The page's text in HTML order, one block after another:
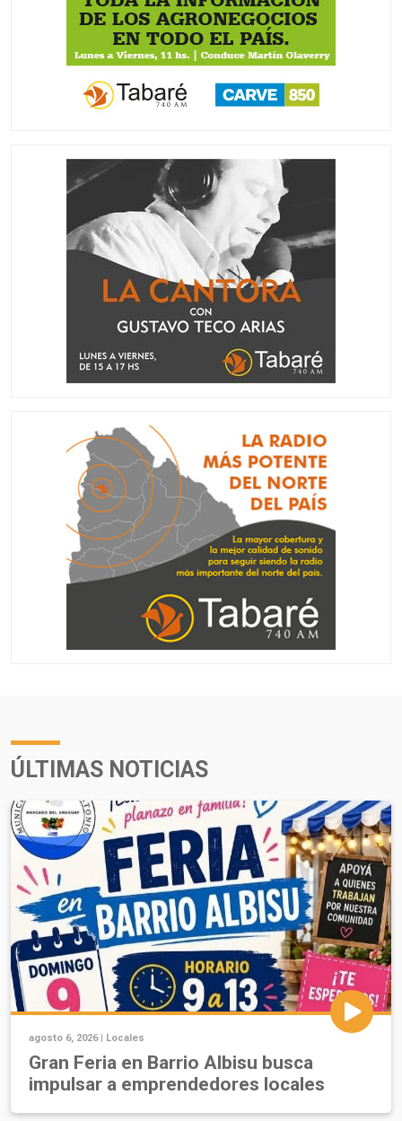
ÚLTIMAS NOTICIAS
agosto 6, 2026 | Locales
Gran Feria en Barrio Albisu busca
impulsar a emprendedores locales